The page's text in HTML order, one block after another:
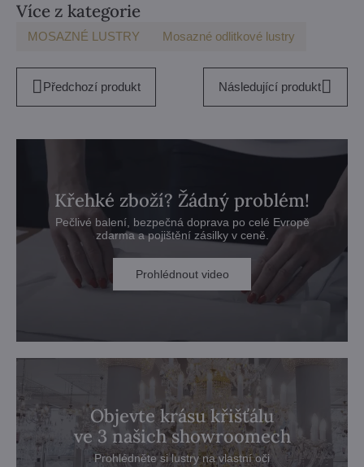
Více z kategorie
MOSAZNÉ LUSTRY Mosazné odlitkové lustry
Předchozí produkt Následující produkt
Křehké zboží? Žádný problém!
Pečlivé balení, bezpečná doprava po celé Evropě
zdarma a pojištění zásilky v ceně.
Prohlédnout video
Objevte krásu křišťálu
ve 3 našich showroomech
Prohlédněte si lustry na vlastní oči